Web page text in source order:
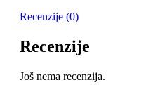
Recenzije (0)
Recenzije
Još nema recenzija.